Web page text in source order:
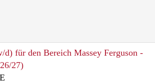
d) für den Bereich Massey Ferguson -
27)